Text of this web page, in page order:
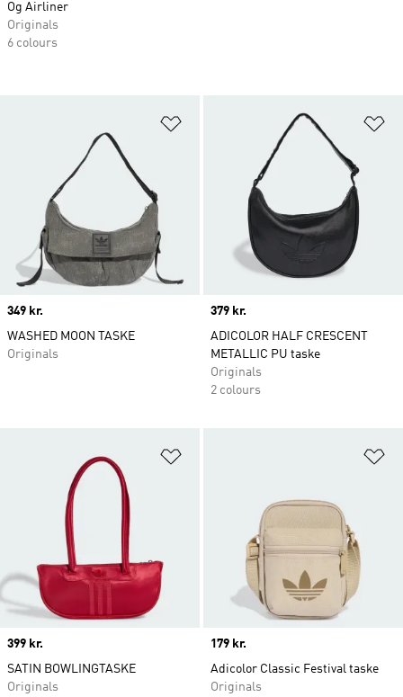
Price
349 kr.
WASHED MOON TASKE
Originals
Price
379 kr.
ADICOLOR HALF CRESCENT
METALLIC PU taske
Originals
2 colours
Price
399 kr.
SATIN BOWLINGTASKE
Originals
Price
179 kr.
Adicolor Classic Festival taske
Originals
Og Airliner
Originals
6 colours